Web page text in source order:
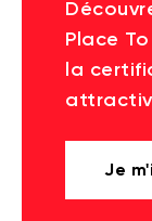
Place
la
Je